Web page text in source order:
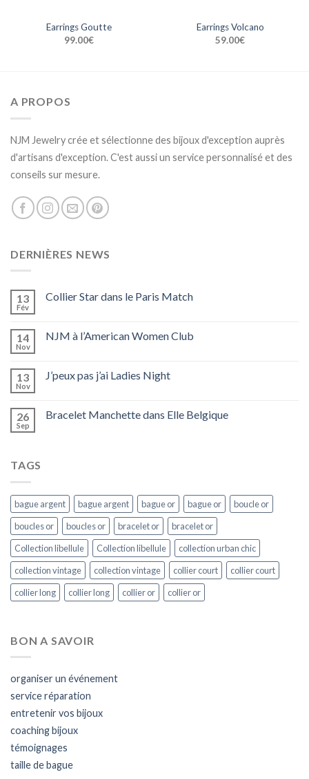
Earrings Goutte
99.00€
Earrings Volcano
59.00€
A PROPOS
NJM Jewelry crée et sélectionne des bijoux d'exception auprès
d'artisans d'exception. C'est aussi un service personnalisé et des
conseils sur mesure.
DERNIÈRES NEWS
13
Fév
Collier Star dans le Paris Match
14
Nov
NJM à l’American Women Club
13
Nov
J’peux pas j’ai Ladies Night
26
Sep
Bracelet Manchette dans Elle Belgique
TAGS
bague argent bague argent bague or bague or
boucle or
boucles or
boucles or bracelet or
bracelet or
Collection libellule
Collection libellule
collection urban chic
collection vintage
collection vintage collier court
collier court
collier long
collier long collier or collier or
BON A SAVOIR
organiser un événement
service réparation
entretenir vos bijoux
coaching bijoux
témoignages
taille de bague